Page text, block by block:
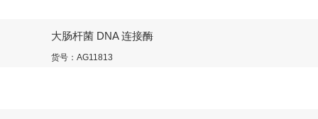
大肠杆菌 DNA 连接酶
货号：AG11813